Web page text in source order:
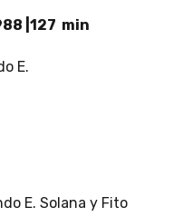
|127 min
E.
E. Solana y Fito